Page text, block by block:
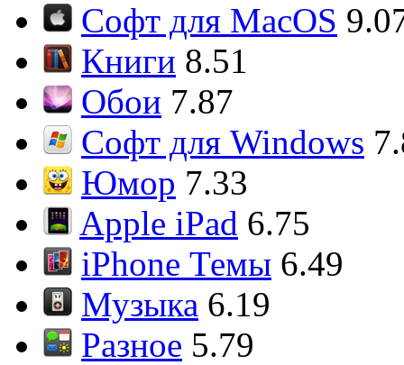
Софт для MacOS
Книги 8.51
Обои 7.87
Софт для Windows
Юмор 7.33
Apple iPad 6.75
iPhone Темы 6.49
Музыка 6.19
Разное 5.79